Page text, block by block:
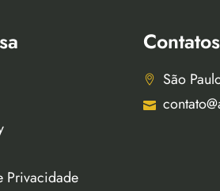
Privacidade
Contatos
São